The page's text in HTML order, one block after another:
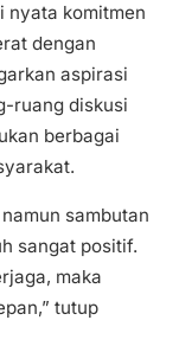
nyata komitmen
dengan
aspirasi
ruang diskusi
berbagai
sambutan
sangat positif.
maka
tutup